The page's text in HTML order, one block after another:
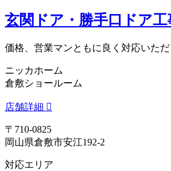
玄関ドア・勝手口ドア工
価格、営業マンともに良く対応いただ
ニッカホーム
倉敷ショールーム
店舗詳細
〒710-0825
岡山県倉敷市安江192-2
対応エリア